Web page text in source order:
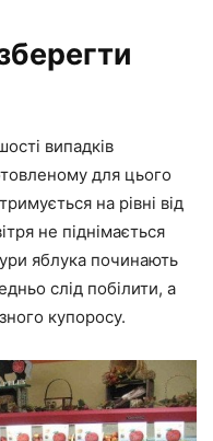
випадків
для цього
на рівні від
не піднімається
яблука починають
слід побілити, а
купоросу.